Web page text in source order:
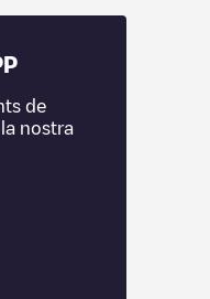
de
nostra